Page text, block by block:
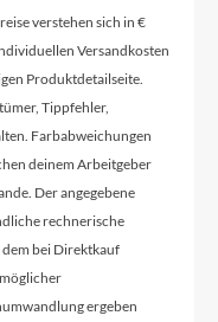
verstehen sich in €
Versandkosten
Produktdetailseite.
Tippfehler,
Farbabweichungen
deinem Arbeitgeber
Der angegebene
rechnerische
bei Direktkauf
ergeben